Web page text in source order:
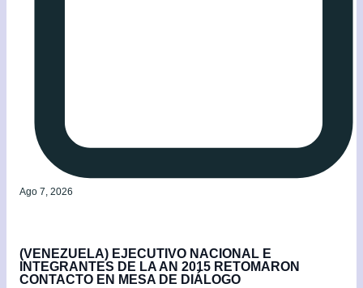
Ago 7, 2026
(VENEZUELA) EJECUTIVO NACIONAL E
INTEGRANTES DE LA AN 2015 RETOMARON
CONTACTO EN MESA DE DIÁLOGO